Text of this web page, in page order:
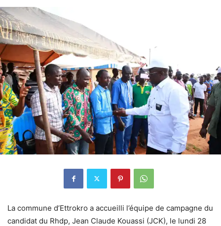
La commune d’Ettrokro a accueilli l’équipe de campagne du
candidat du Rhdp, Jean Claude Kouassi (JCK), le lundi 28